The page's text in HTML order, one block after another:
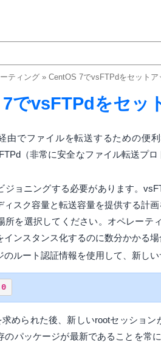
ティング» CentOS 7でvsFTPdをセットア
でvsFTPdをセッ
由でファイルを転送するための便
（非常に安全なファイル転送プ
ジョニングする必要があります。
ィスク容量と転送容量を提供する計
所を選択してください。オペレーテ
ンスタンス化するのに数分かかる場
ルート認証情報を使用して、新しい
ssh root@192.0.2.0
められた後、新しいrootセッショ
のパッケージが最新であることを常